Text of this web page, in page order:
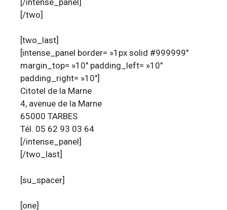
[/two]
[two_last]
[intense_panel border= »1px solid #999999″
margin_top= »10″ padding_left= »10″
padding_right= »10″]
Citotel de la Marne
4, avenue de la Marne
65000 TARBES
Tél. 05 62 93 03 64
[/intense_panel]
[/two_last]
[su_spacer]
[one]